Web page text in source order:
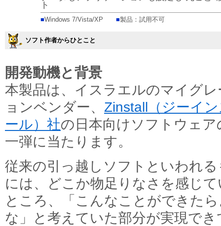
ト
■Windows 7/Vista/XP ■製品：試用不可
ソフト作者からひとこと
開発動機と背景
本製品は、イスラエルのマイグレ
ョンベンダー、 Zinstall（ジーイ
ール）社の日本向けソフトウェア
一弾に当たります。
従来の引っ越しソフトといわれ
には、どこか物足りなさを感じ
ところ、「こんなことができた
な」と考えていた部分が実現でき